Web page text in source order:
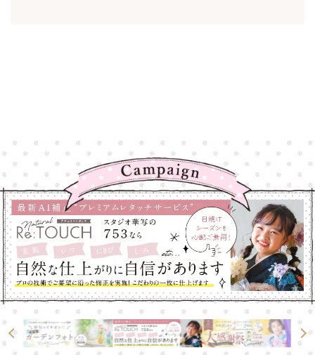
高崎店
大宮店
高崎店
大宮店